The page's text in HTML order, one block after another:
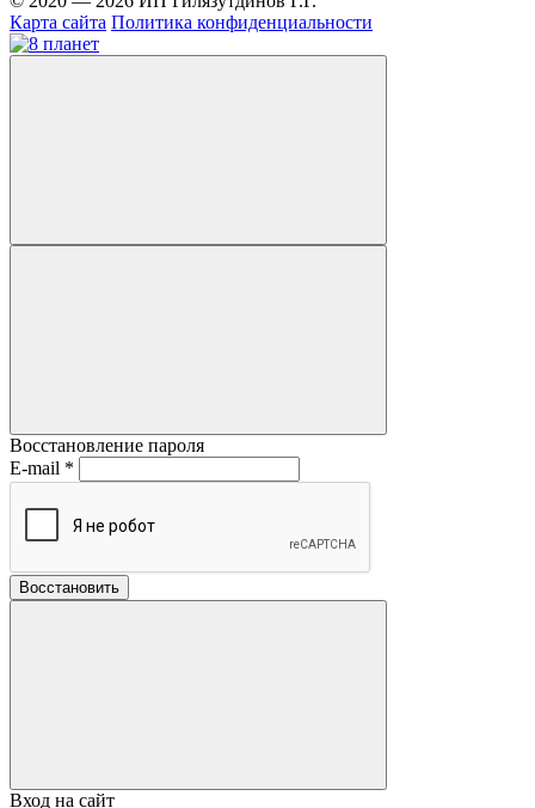
Карта сайта Политика конфиденциальности
Восстановление пароля
E-mail *
Восстановить
Вход на сайт